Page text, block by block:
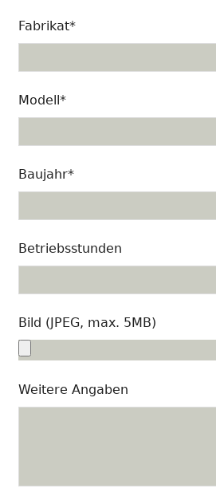
Fabrikat*
Modell*
Baujahr*
Betriebsstunden
Bild (JPEG, max. 5MB)
Weitere Angaben